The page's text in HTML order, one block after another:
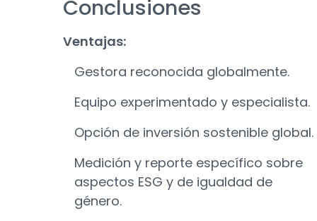
Conclusiones
Ventajas:
Gestora reconocida globalmente.
Equipo experimentado y especialista.
Opción de inversión sostenible global.
Medición y reporte específico sobre
aspectos ESG y de igualdad de
género.